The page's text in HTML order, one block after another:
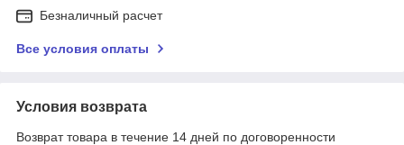
Безналичный расчет
Все условия оплаты
Условия возврата
Возврат товара в течение 14 дней по договоренности